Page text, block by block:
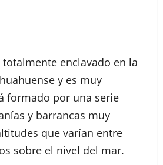
enclavado en la
y es muy
formado por una serie
y barrancas muy
que varían entre
sobre el nivel del mar.